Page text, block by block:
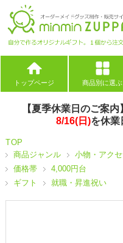
トップページ 商品別に選ぶ
【夏季休業日のご案内
8/16(日)を休業
TOP
商品ジャンル
小物・アク
価格帯
4,000円台
ギフト
就職・昇進祝い